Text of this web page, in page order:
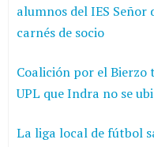
alumnos del IES Señor
carnés de socio
Coalición por el Bierzo
UPL que Indra no se
La liga local de fútbol